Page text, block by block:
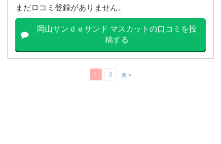
まだロコミ登録がありません。
岡山サンｄｅサンド マスカットの口コミを投
稿する
1 2 次 >